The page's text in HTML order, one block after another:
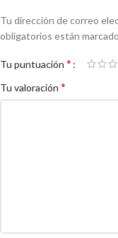
Tu dirección de correo
obligatorios están
Tu puntuación *
Tu valoración *